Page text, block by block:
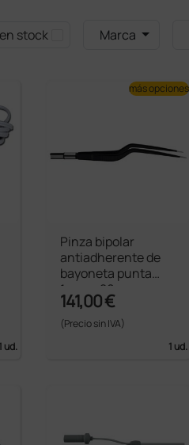
stock Marca
1 ud.
Pinza bipolar
antiadherente de
bayoneta punta
1 mm - 20 cm
141,00 €
(Precio sin IVA)
1 ud.
más opciones